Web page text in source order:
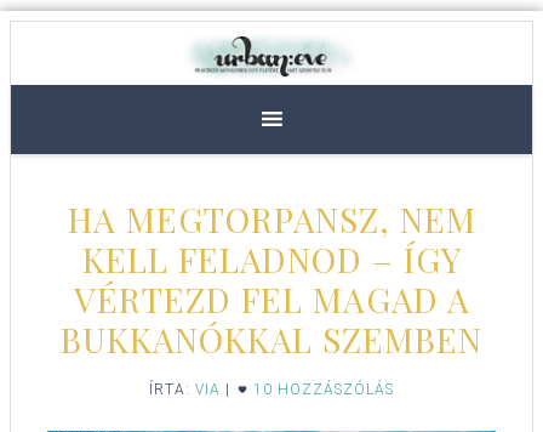
HA MEGTORPANSZ, NEM
KELL FELADNOD – ÍGY
VÉRTEZD FEL MAGAD A
BUKKANÓKKAL SZEMBEN
ÍRTA: VIA 10 HOZZÁSZÓLÁS